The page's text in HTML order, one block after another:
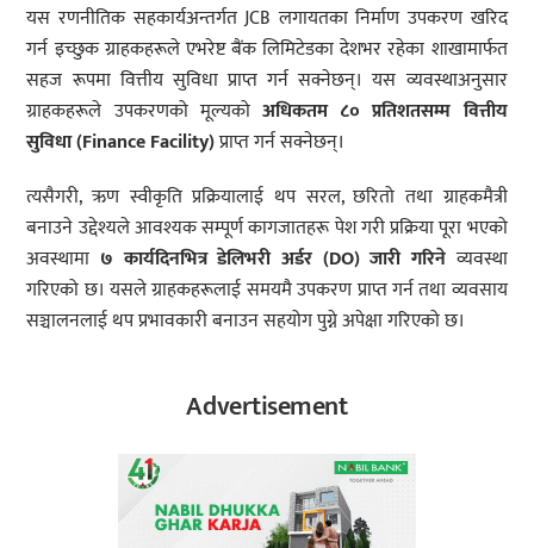
यस रणनीतिक सहकार्यअन्तर्गत JCB लगायतका निर्माण उपकरण खरिद
गर्न इच्छुक ग्राहकहरूले एभरेष्ट बैंक लिमिटेडका देशभर रहेका शाखामार्फत
सहज रूपमा वित्तीय सुविधा प्राप्त गर्न सक्नेछन्। यस व्यवस्थाअनुसार
ग्राहकहरूले उपकरणको मूल्यको अधिकतम ८० प्रतिशतसम्म वित्तीय
सुविधा(Finance Facility)प्राप्त गर्न सक्नेछन्।
त्यसैगरी, ऋण स्वीकृति प्रक्रियालाई थप सरल, छरितो तथा ग्राहकमैत्री
बनाउने उद्देश्यले आवश्यक सम्पूर्ण कागजातहरू पेश गरी प्रक्रिया पूरा भएको
अवस्थामा ७ कार्यदिनभित्र डेलिभरी अर्डर (DO)जारी गरिनेव्यवस्था
गरिएको छ। यसले ग्राहकहरूलाई समयमै उपकरण प्राप्त गर्न तथा व्यवसाय
सञ्चालनलाई थप प्रभावकारी बनाउन सहयोग पुग्ने अपेक्षा गरिएको छ।
Advertisement